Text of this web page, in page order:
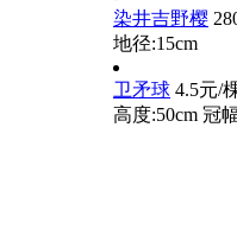
染井吉野樱
地径:15cm
卫矛球 4.5元/
高度:50cm 冠